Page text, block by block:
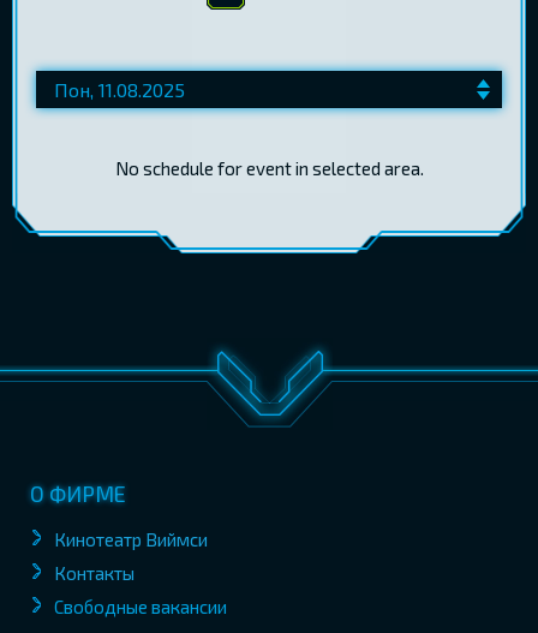
EST RUS ENG ВОЙТИ
No schedule for event in selected area.
О ФИРМЕ
Кинотеатр Виймси
Контакты
Свободные вакансии